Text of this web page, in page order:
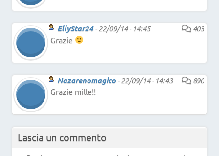
EllyStar24-22/09/14 - 14:45
403
Grazie
Nazarenomagico -22/09/14 - 14:43
890
Grazie mille!!
Lascia un commento